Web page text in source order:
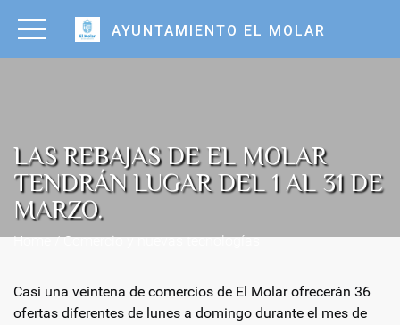
AYUNTAMIENTO EL MOLAR
LAS REBAJAS DE EL MOLAR
TENDRÁN LUGAR DEL 1 AL 31 DE
MARZO.
Home / Comercio y nuevas tecnologías
Casi una veintena de comercios de El Molar ofrecerán 36
ofertas diferentes de lunes a domingo durante el mes de